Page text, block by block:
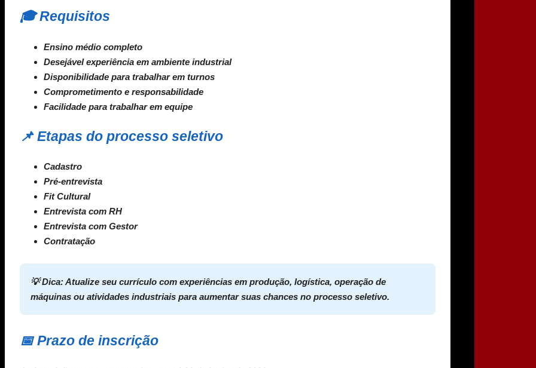
🎓 Requisitos
Ensino médio completo
Desejável experiência em ambiente industrial
Disponibilidade para trabalhar em turnos
Comprometimento e responsabilidade
Facilidade para trabalhar em equipe
📌 Etapas do processo seletivo
Cadastro
Pré-entrevista
Fit Cultural
Entrevista com RH
Entrevista com Gestor
Contratação
💡Dica:Atualize seu currículo com experiências em produção, logística, operação de
máquinas ou atividades industriais para aumentar suas chances no processo seletivo.
📅 Prazo de inscrição